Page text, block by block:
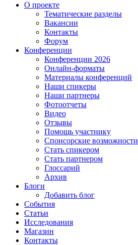
О проекте
Тематические разделы
Вакансии
Контакты
Форум
Конференции
Конференции 2026
Онлайн-форматы
Материалы конференций
Наши спикеры
Наши партнеры
Фотоотчеты
Видео
Отзывы
Помощь участнику
Спонсорские возможности
Стать спикером
Стать партнером
Глоссарий
Архив
Блоги
Добавить блог
События
Статьи
Исследования
Магазин
Контакты